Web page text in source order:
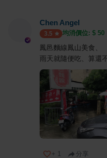
Chen Angel
3.5 均消價位: $ 50
鳳邑麵線鳳山美食、
雨天就隨便吃、算還
+ 1 分享